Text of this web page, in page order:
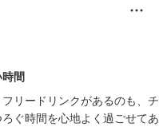
内につきましても温かいお
ります。
重なご意見をいただきあり
容は、今後のお料理提供の
間
リードリンクがあるのも、チ
ぐ時間を心地よく過ごせてあ